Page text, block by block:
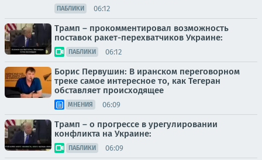
ПАБЛИКИ 06:12
Трамп – прокомментировал возможность
поставок ракет-перехватчиков Украине:
ПАБЛИКИ 06:12
Борис Первушин: В иранском переговорном
треке самое интересное то, как Тегеран
обставляет происходящее
МНЕНИЯ 06:09
Трамп – о прогрессе в урегулировании
конфликта на Украине:
ПАБЛИКИ 06:09